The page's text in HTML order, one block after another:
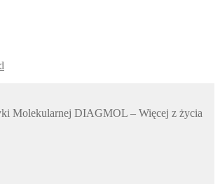
Molekularnej DIAGMOL – Więcej z życia